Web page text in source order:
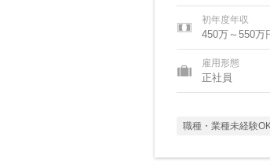
初年度年収
450万～550万
雇用形態
正社員
職種・業種未経験OK